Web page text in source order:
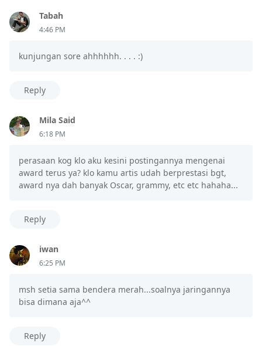
Tabah
4:46 PM
kunjungan sore ahhhhhh. . . . :)
Reply
Mila Said
6:18 PM
perasaan kog klo aku kesini postingannya mengenai
award terus ya? klo kamu artis udah berprestasi bgt,
award nya dah banyak Oscar, grammy, etc etc hahaha...
Reply
iwan
6:25 PM
msh setia sama bendera merah...soalnya jaringannya
bisa dimana aja^^
Reply